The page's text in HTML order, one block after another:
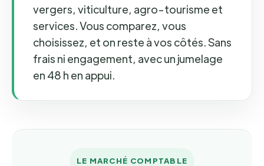
vergers, viticulture, agro-tourisme et
services. Vous comparez, vous
choisissez, et on reste à vos côtés. Sans
frais ni engagement, avec un jumelage
en 48 h en appui.
LE MARCHÉ COMPTABLE